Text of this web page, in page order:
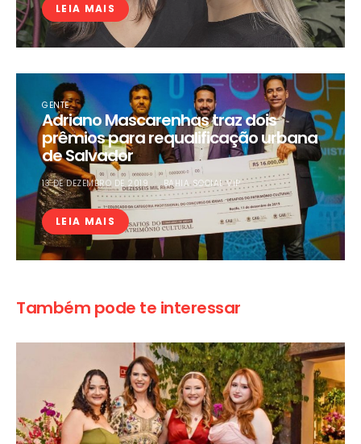
LEIA MAIS
GENTE
Adriano Mascarenhas traz dois
prêmios para requalificação urbana
de Salvador
13 DE DEZEMBRO DE 2019 BAHIA SOCIAL VIP
LEIA MAIS
Também pode te interessar